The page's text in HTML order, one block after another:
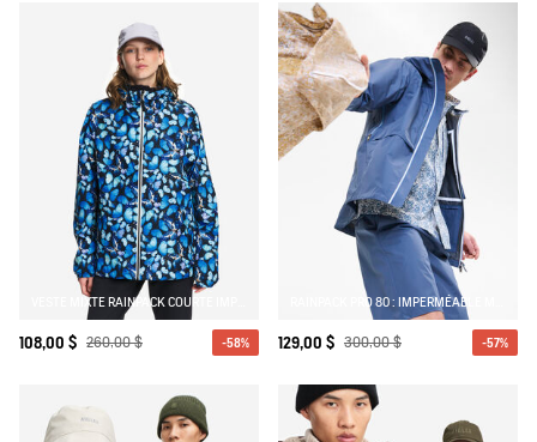
108,00 $ 260,00 $ -58% 129,00 $ 300,00 $ -57%